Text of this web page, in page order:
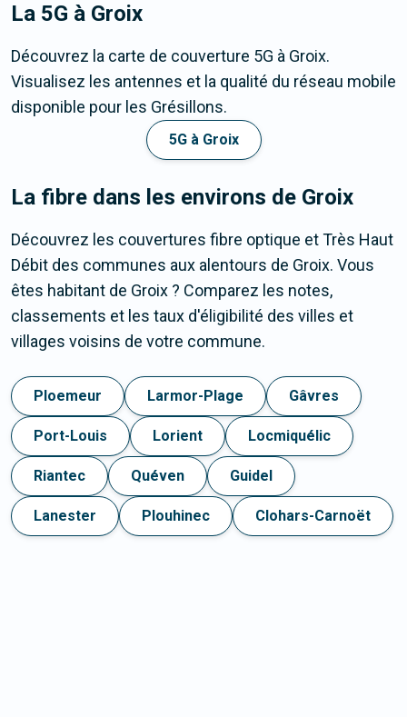
La 5G à Groix
Découvrez la carte de couverture 5G à Groix.
Visualisez les antennes et la qualité du réseau mobile
disponible pour les Grésillons.
5G à Groix
La fibre dans les environs de Groix
Découvrez les couvertures fibre optique et Très Haut
Débit des communes aux alentours de Groix. Vous
êtes habitant de Groix ? Comparez les notes,
classements et les taux d'éligibilité des villes et
villages voisins de votre commune.
Ploemeur Larmor-Plage Gâvres
Port-Louis Lorient Locmiquélic
Riantec Quéven Guidel
Lanester Plouhinec Clohars-Carnoët